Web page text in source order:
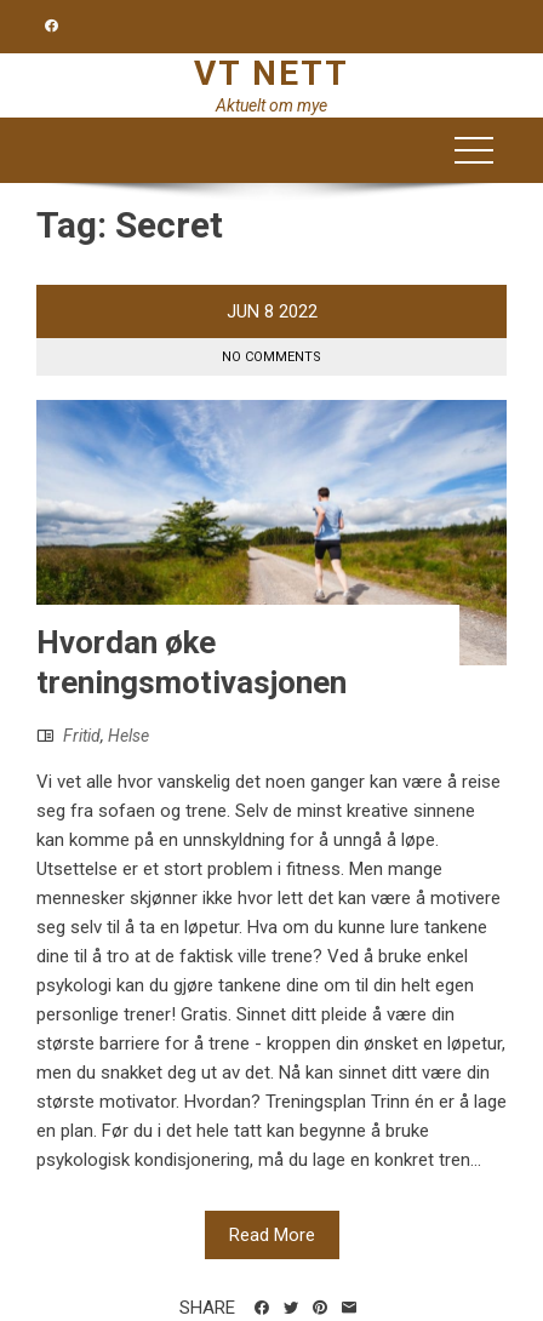
VT NETT
Aktuelt om mye
Tag: Secret
JUN 8 2022
NO COMMENTS
Hvordan øke
treningsmotivasjonen
Fritid, Helse
Vi vet alle hvor vanskelig det noen ganger kan være å reise
seg fra sofaen og trene. Selv de minst kreative sinnene
kan komme på en unnskyldning for å unngå å løpe.
Utsettelse er et stort problem i fitness. Men mange
mennesker skjønner ikke hvor lett det kan være å motivere
seg selv til å ta en løpetur. Hva om du kunne lure tankene
dine til å tro at de faktisk ville trene? Ved å bruke enkel
psykologi kan du gjøre tankene dine om til din helt egen
personlige trener! Gratis. Sinnet ditt pleide å være din
største barriere for å trene - kroppen din ønsket en løpetur,
men du snakket deg ut av det. Nå kan sinnet ditt være din
største motivator. Hvordan? Treningsplan Trinn én er å lage
en plan. Før du i det hele tatt kan begynne å bruke
psykologisk kondisjonering, må du lage en konkret tren...
Read More
SHARE